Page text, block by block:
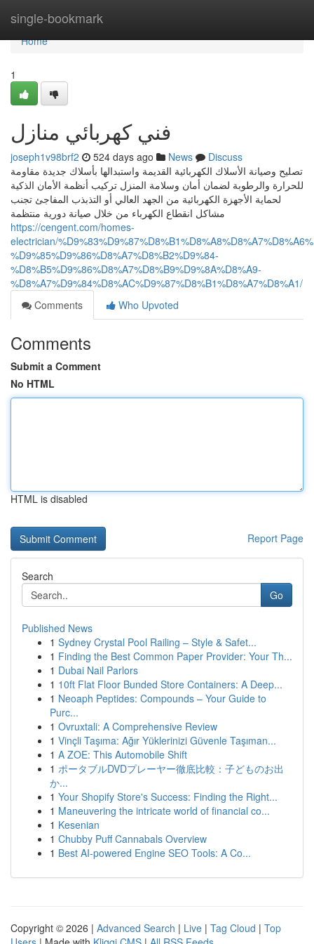
single-bookmark
Home
Home
1
فني كهربائي منازل
joseph1v98brf2 524 days ago News
Discuss
تصليح وصيانة الأسلاك الكهربائية القديمة واستبدالها بأسلاك جديدة مقاومة
للحرارة والرطوبة لضمان أمان وسلامة المنزل تركيب أنظمة الأمان الذكية
لحماية الأجهزة الكهربائية من الجهد العالي أو التذبذب المفاجئ تجنب
مشاكل انقطاع الكهرباء من خلال صيانة دورية منتظمة
https://cengent.com/homes-
electrician/
%D9%85%D9%86%D8%A7%D8%B2%D9%84-
%D8%B5%D9%86%D8%A7%D8%B9%D9%8A%D8%A9-
%D8%A7%D9%84%D8%AC%D9%87%D8%B1%D8%A7%D8%A1/
Comments
Who Upvoted
Comments
Submit a Comment
No HTML
HTML is disabled
Report Page
Search
Go
Published News
1 Sydney Crystal Pool Railing – Style & Safet...
1 Finding the Best Common Paper Provider: Your Th...
1 Dubai Nail Parlors
1 10ft Flat Floor Bunded Store Containers: A Deep...
1 Neoaph Peptides: Compounds – Your Guide to
Purc...
1 Ovruxtali: A Comprehensive Review
1 Vinçli Taşıma: Ağır Yüklerinizi Güvenle Taşıman...
1 A ZOE: This Automobile Shift
1 ポータブルDVDプレーヤー徹底比較：子どものお出
か...
1 Your Shopify Store's Success: Finding the Right...
1 Maneuvering the intricate world of financial co...
1 Kesenian
1 Chubby Puff Cannabals Overview
1 Best AI-powered Engine SEO Tools: A Co...
Copyright © 2026 | Advanced Search | Live | Tag Cloud | Top